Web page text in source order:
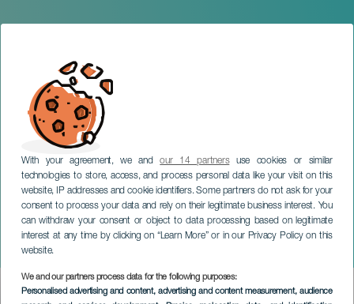
With your agreement, we andour 14 partnersuse cookies or similar
technologies to store, access, and process personal data like your visit on this
website, IP addresses and cookie identifiers. Some partners do not ask for your
consent to process your data and rely on their legitimate business interest. You
can withdraw your consent or object to data processing based on legitimate
interest at any time by clicking on “Learn More” or in our Privacy Policy on this
website.
We and our partners process data for the following purposes:
Personalised advertising and content, advertising and content measurement, audience
Javier Santaolalla: El
fuego de Prometeo
GRAN CANARIA
Imagen